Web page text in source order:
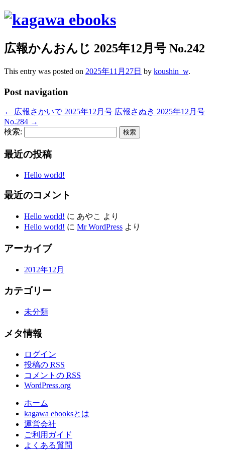
広報かんおんじ 2025年12月号 No.242
This entry was posted on 2025年11月27日 by koushin_w.
Post navigation
← 広報さかいで 2025年12月号 広報さぬき 2025年12月号
No.284 →
検索:
最近の投稿
Hello world!
最近のコメント
Hello world! に あやこ より
Hello world! に Mr WordPress より
アーカイブ
2012年12月
カテゴリー
未分類
メタ情報
ログイン
投稿の RSS
コメントの RSS
WordPress.org
ホーム
kagawa ebooksとは
運営会社
ご利用ガイド
よくある質問